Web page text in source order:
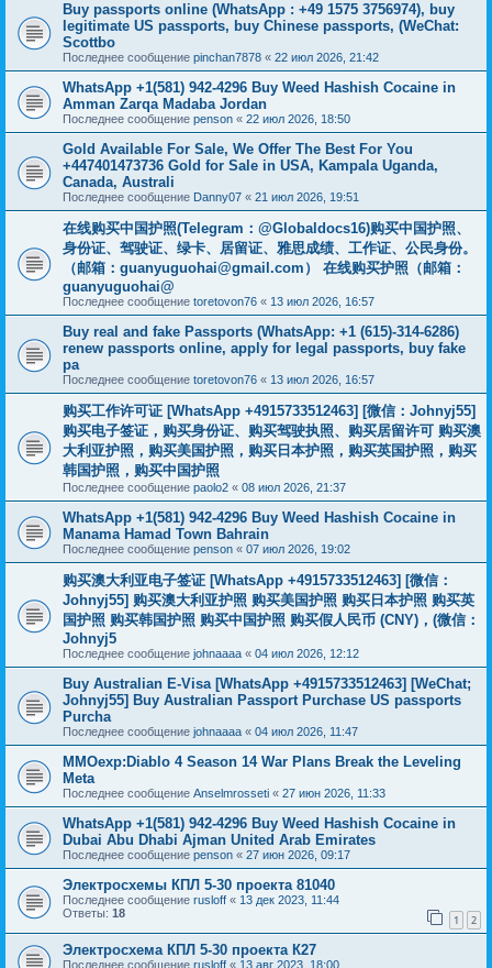
Buy passports online (WhatsApp : +49 1575 3756974), buy
legitimate US passports, buy Chinese passports, (WeChat:
Scottbo
Последнее сообщение pinchan7878 « 22 июл 2026, 21:42
WhatsApp +1(581) 942-4296 Buy Weed Hashish Cocaine in
Amman Zarqa Madaba Jordan
Последнее сообщение penson « 22 июл 2026, 18:50
Gold Available For Sale, We Offer The Best For You
+447401473736 Gold for Sale in USA, Kampala Uganda,
Canada, Australi
Последнее сообщение Danny07 « 21 июл 2026, 19:51
在线购买中国护照(Telegram：@Globaldocs16)购买中国护照、
身份证、驾驶证、绿卡、居留证、雅思成绩、工作证、公民身份。
（邮箱： guanyuguohai@gmail.com ） 在线购买护照（邮箱：
guanyuguohai@
Последнее сообщение toretovon76 « 13 июл 2026, 16:57
Buy real and fake Passports (WhatsApp: +1 (615)-314-6286)
renew passports online, apply for legal passports, buy fake
pa
Последнее сообщение toretovon76 « 13 июл 2026, 16:57
购买工作许可证 [WhatsApp +4915733512463] [微信：Johnyj55]
购买电子签证，购买身份证、购买驾驶执照、购买居留许可 购买澳
大利亚护照，购买美国护照，购买日本护照，购买英国护照，购买
韩国护照，购买中国护照
Последнее сообщение paolo2 « 08 июл 2026, 21:37
WhatsApp +1(581) 942-4296 Buy Weed Hashish Cocaine in
Manama Hamad Town Bahrain
Последнее сообщение penson « 07 июл 2026, 19:02
购买澳大利亚电子签证 [WhatsApp +4915733512463] [微信：
Johnyj55] 购买澳大利亚护照 购买美国护照 购买日本护照 购买英
国护照 购买韩国护照 购买中国护照 购买假人民币 (CNY)，(微信：
Johnyj5
Последнее сообщение johnaaaa « 04 июл 2026, 12:12
Buy Australian E-Visa [WhatsApp +4915733512463] [WeChat;
Johnyj55] Buy Australian Passport Purchase US passports
Purcha
Последнее сообщение johnaaaa « 04 июл 2026, 11:47
MMOexp:Diablo 4 Season 14 War Plans Break the Leveling
Meta
Последнее сообщение Anselmrosseti « 27 июн 2026, 11:33
WhatsApp +1(581) 942-4296 Buy Weed Hashish Cocaine in
Dubai Abu Dhabi Ajman United Arab Emirates
Последнее сообщение penson « 27 июн 2026, 09:17
Электросхемы КПЛ 5-30 проекта 81040
Последнее сообщение rusloff « 13 дек 2023, 11:44
Ответы: 18 1 2
Электросхема КПЛ 5-30 проекта К27
Последнее сообщение rusloff « 13 авг 2023, 18:00